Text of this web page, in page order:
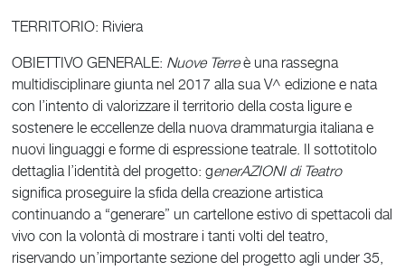
TERRITORIO: Riviera
OBIETTIVO GENERALE: Nuove Terreè una rassegna
multidisciplinare giunta nel 2017 alla sua V^ edizione e nata
con l’intento di valorizzare il territorio della costa ligure e
sostenere le eccellenze della nuova drammaturgia italiana e
nuovi linguaggi e forme di espressione teatrale. Il sottotitolo
dettaglia l’identità del progetto: generAZIONIdi Teatro
significa proseguire la sfida della creazione artistica
continuando a “generare” un cartellone estivo di spettacoli dal
vivo con la volontà di mostrare i tanti volti del teatro,
riservando un’importante sezione del progetto agli under 35,